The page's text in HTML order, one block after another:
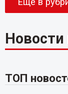
Новости
ТОП